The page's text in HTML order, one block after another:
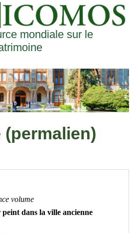
mondiale sur le
(permalien)
volume
dans la ville ancienne